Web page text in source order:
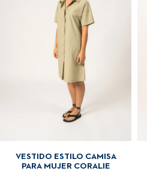
VESTIDO ESTILO CAMISA
PARA MUJER CORALIE